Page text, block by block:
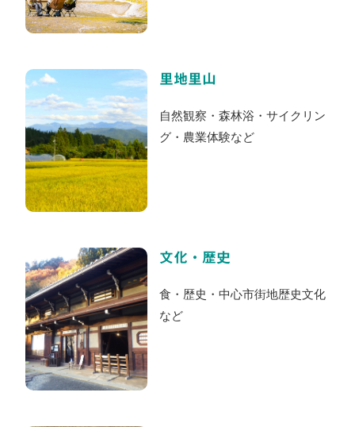
里地里山
自然観察・森林浴・サイクリン
グ・農業体験など
文化・歴史
食・歴史・中心市街地歴史文化
など